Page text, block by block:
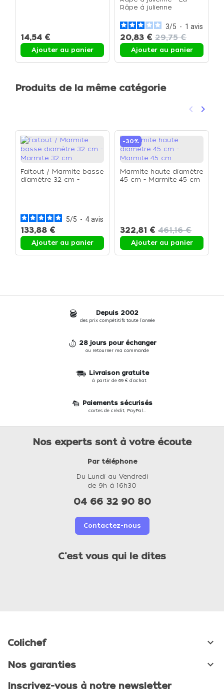
14,54 €
Ajouter au panier
Râpe à julienne
3/5 - 1 avis
20,83 € 29,75 €
Ajouter au panier
Produits de la même catégorie
Précédent
keyboard_arrow_left keyboard_arrow_right
Faitout / Marmite basse
diamètre 32 cm -
5/5 - 4avis
133,88 €
Ajouter au panier
-30%
Marmite haute diamètre
45 cm - Marmite 45 cm
322,81 € 461,16 €
Ajouter au panier
Depuis 2002
des prix compétitifs toute l'année
28 jours pour échanger
ou retourner ma commande
Livraison gratuite
à partir de 69 € d'achat
Paiements sécurisés
cartes de crédit, PayPal...
Nos experts sont à votre écoute
Par téléphone
Du Lundi au Vendredi
de 9h à 16h30
04 66 32 90 80
Contactez-nous
C'est vous qui le dites
Colichef 
Nos garanties 
Inscrivez-vous à notre newsletter